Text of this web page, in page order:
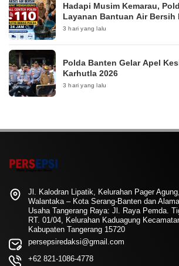
Hadapi Musim Kemarau,
Layanan Bantuan Air Bersih
3 hari yang lalu
Polda Banten Gelar Apel
Karhutla 2026
3 hari yang lalu
Jl. Kalodran Lipatik, Kelurahan Pager
Walantaka – Kota Serang-Banten dan
Usaha Tangerang Raya: Jl. Raya Pemda.
RT. 01/04, Kelurahan Kaduagung
Kabupaten Tangerang 15720
persepsiredaksi@gmail.com
+62 821-1086-4778